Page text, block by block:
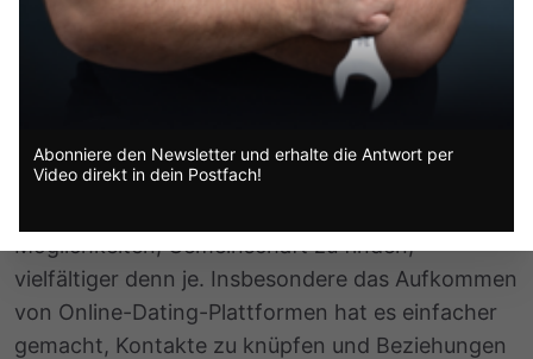
Selbstwertgefühl zu stärken und sich emotional
stabil zu fühlen.
Gemeinschaft finden in Zeiten des
Internets
Möglichkeiten, Gemeinschaft zu finden,
vielfältiger denn je. Insbesondere das Aufkommen
von Online-Dating-Plattformen hat es einfacher
gemacht, Kontakte zu knüpfen und Beziehungen
Abonniere den Newsletter und erhalte die Antwort per
Video direkt in dein Postfach!